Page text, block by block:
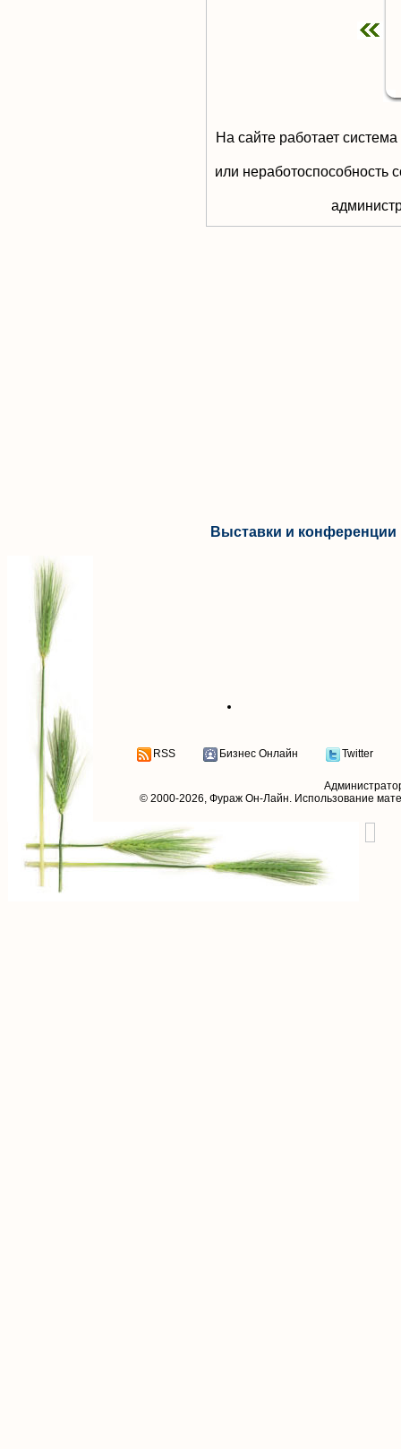
На сайте работает
или неработоспособность
Выставки и конференции
RSS Бизнес Онлайн Twitter
© 2000-2026, Фураж Он-Лайн. Использование